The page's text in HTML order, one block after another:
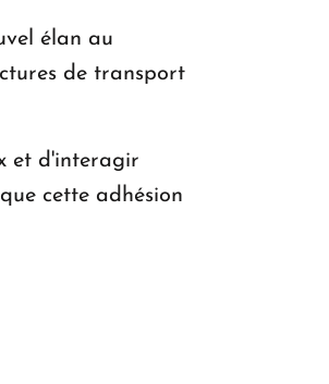
élan au
de transport
et d'interagir
cette adhésion